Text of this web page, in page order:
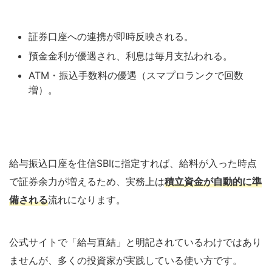
証券口座への連携が即時反映される。
預金金利が優遇され、利息は毎月支払われる。
ATM・振込手数料の優遇（スマプロランクで回数
増）。
給与振込口座を住信SBIに指定すれば、給料が入った時点
で証券余力が増えるため、実務上は積立資金が自動的に準
備される流れになります。
公式サイトで「給与直結」と明記されているわけではあり
ませんが、多くの投資家が実践している使い方です。